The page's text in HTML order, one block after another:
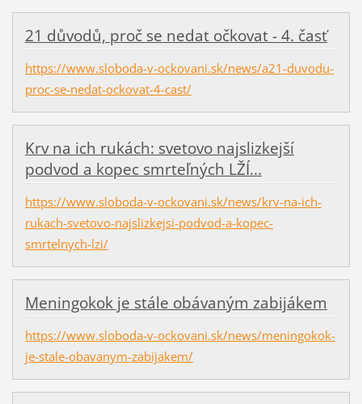
21 důvodů, proč se nedat očkovat - 4. časť
https://www.sloboda-v-ockovani.sk/news/a21-duvodu-
proc-se-nedat-ockovat-4-cast/
Krv na ich rukách: svetovo najslizkejší
podvod a kopec smrteľných LŽÍ...
https://www.sloboda-v-ockovani.sk/news/krv-na-ich-
rukach-svetovo-najslizkejsi-podvod-a-kopec-
smrtelnych-lzi/
Meningokok je stále obávaným zabijákem
https://www.sloboda-v-ockovani.sk/news/meningokok-
je-stale-obavanym-zabijakem/